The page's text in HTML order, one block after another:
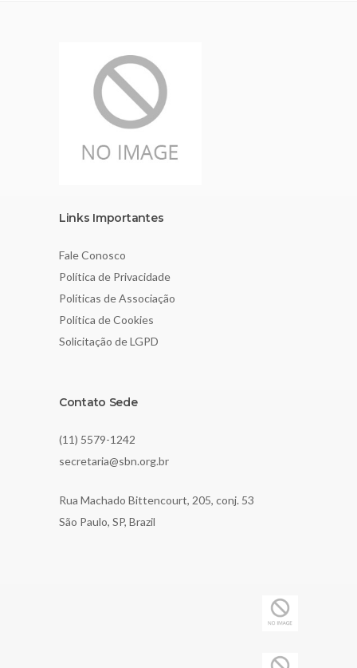
Links Importantes
Fale Conosco
Política de Privacidade
Políticas de Associação
Política de Cookies
Solicitação de LGPD
Contato Sede
(11) 5579-1242
secretaria@sbn.org.br
Rua Machado Bittencourt, 205, conj. 53
São Paulo, SP, Brazil